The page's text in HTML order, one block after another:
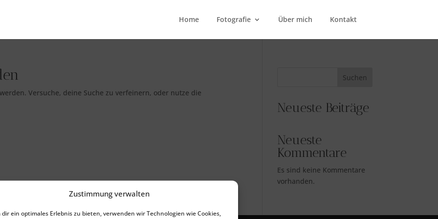
Zustimmung verwalten
dir ein optimales Erlebnis zu bieten, verwenden wir Technologien wie Cookies,
Home Fotografie Über mich Kontakt
Versuche, deine Suche zu verfeinern, oder nutze die
Suchen
Neueste Beiträge
Neueste
Kommentare
Es sind keine Kommentare
vorhanden.